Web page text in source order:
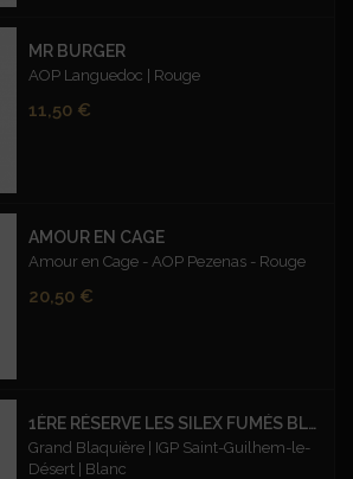
MR BURGER
AOP Languedoc | Rouge
Prix
11,50 €
AMOUR EN CAGE
Amour en Cage - AOP Pezenas - Rouge
Prix
20,50 €
1ÈRE RÉSERVE LES SILEX FUMÉS BLANC
Grand Blaquière | IGP Saint-Guilhem-le-
Désert | Blanc